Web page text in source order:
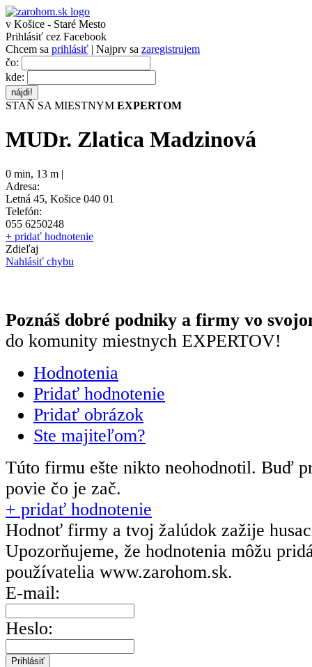
v Košice - Staré Mesto
Prihlásiť cez Facebook
Chcem sa prihlásiť | Najprv sa zaregistrujem
čo:
kde:
STAŇ SA MIESTNYM EXPERTOM
MUDr. Zlatica Madzinová
0 min, 13 m |
Adresa:
Letná 45, Košice 040 01
Telefón:
055 6250248
+ pridať hodnotenie
Zdieľaj
Nahlásiť chybu
Poznáš dobré podniky a firmy vo
do komunity miestnych EXPERTOV!
Hodnotenia
Pridať hodnotenie
Pridať obrázok
Ste majiteľom?
Túto firmu ešte nikto neohodnotil. Buď
povie čo je zač.
+ pridať hodnotenie
Hodnoť firmy a tvoj žalúdok zažije
Upozorňujeme, že hodnotenia môžu
používatelia www.zarohom.sk.
E-mail:
Heslo: